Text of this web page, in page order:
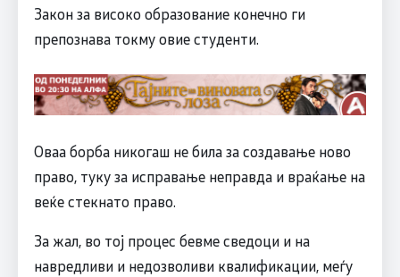
Закон за високо образование конечно ги
препознава токму овие студенти.
Оваа борба никогаш не била за создавање ново
право, туку за исправање неправда и враќање на
веќе стекнато право.
За жал, во тој процес бевме сведоци и на
навредливи и недозволиви квалификации, меѓу